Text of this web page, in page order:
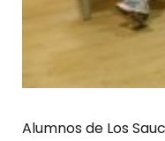
Alumnos de Los